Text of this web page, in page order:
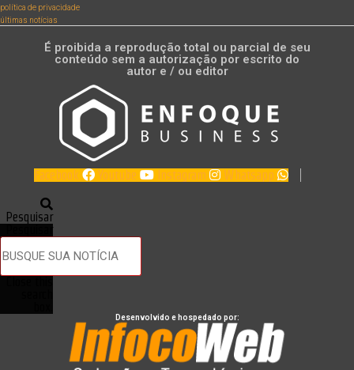
política de privacidade
últimas notícias
É proibida a reprodução total ou parcial de seu
conteúdo sem a autorização por escrito do
autor e / ou editor
Facebook Youtube Instagram Whatsapp
Pesquisar
Pesquisar
Desenvolvido e hospedado por: